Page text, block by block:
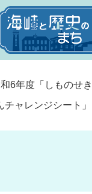
6年度「しものせ
ャレンジシート